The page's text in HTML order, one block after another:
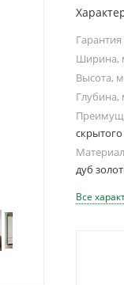
Гарантия
Ширина,
Высота,
Материал
дуб
Все